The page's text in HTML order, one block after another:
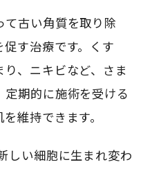
て古い角質を取り除
す治療です。くす
、ニキビなど、さま
期的に施術を受ける
維持できます。
しい細胞に生まれ変わ